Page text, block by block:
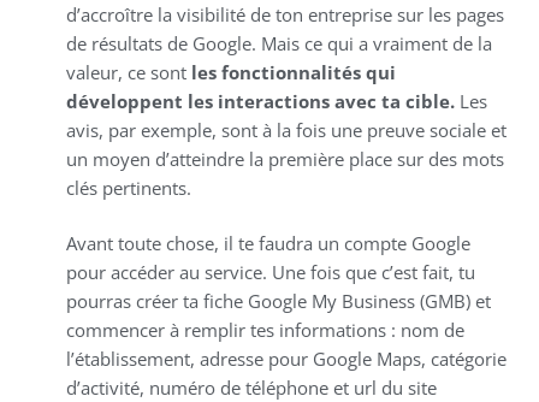
d’accroître la visibilité de ton entreprise sur les pages
de résultats de Google. Mais ce qui a vraiment de la
valeur, ce sont les fonctionnalités qui
développent les interactions avec ta cible. Les
avis, par exemple, sont à la fois une preuve sociale et
un moyen d’atteindre la première place sur des mots
clés pertinents.
Avant toute chose, il te faudra un compte Google
pour accéder au service. Une fois que c’est fait, tu
pourras créer ta fiche Google My Business (GMB) et
commencer à remplir tes informations : nom de
l’établissement, adresse pour Google Maps, catégorie
d’activité, numéro de téléphone et url du site